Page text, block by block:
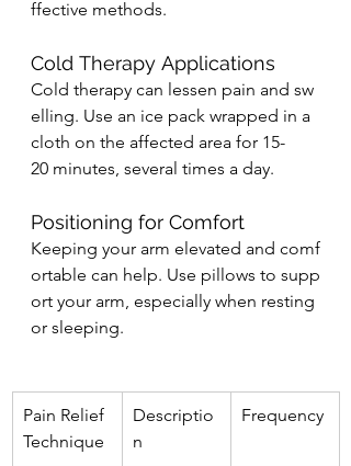
ffective methods.
Cold Therapy Applications
Cold therapy can lessen pain and sw
elling. Use an ice pack wrapped in a
cloth on the affected area for 15-
20 minutes, several times a day.
Positioning for Comfort
Keeping your arm elevated and comf
ortable can help. Use pillows to supp
ort your arm, especially when resting
or sleeping.
Pain Relief
Technique
Descriptio
n
Frequency